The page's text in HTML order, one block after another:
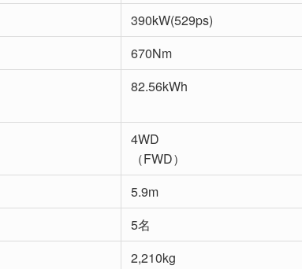
390kW(529ps)
670Nm
82.56kWh
4WD
（FWD）
5.9m
5名
2,210kg